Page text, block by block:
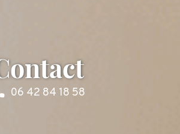
06 42 84 18 58